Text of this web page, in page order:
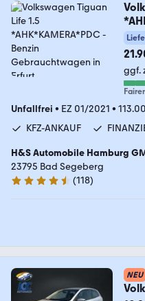
ggf.
Unfallfrei • EZ 01/2021 •
KFZ-ANKAUF
H&S Automobile Hamburg
23795 Bad Segeberg
4.6 Sterne
(118)
NEU